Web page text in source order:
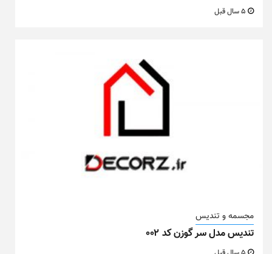
مجسمه و تندیس
تندیس مدل سر گوزن کد ۰۰۲